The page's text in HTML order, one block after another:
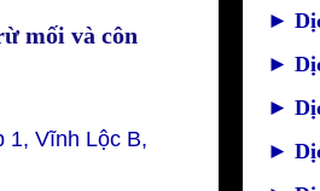
mối và côn
1, Vĩnh Lộc B,
►
►
►
►